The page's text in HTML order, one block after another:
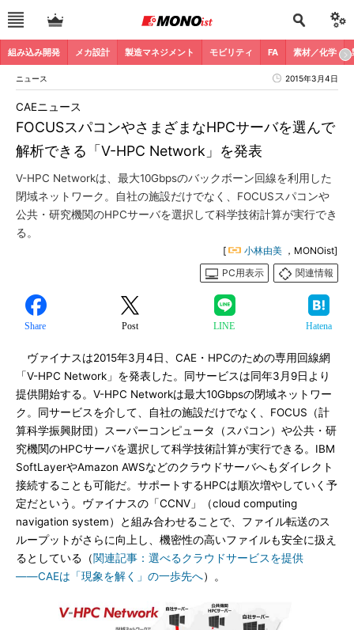
組み込み開発 メカ設計 製造マネジメント モビリティ FA 素材／化学
ニュース 2015年3月4日
FOCUSスパコンやさまざまなHPCサーバを選んで
解析できる「V-HPC Network」を発表
CAEニュース
V-HPC Networkは、最大10Gbpsのバックボーン回線を利用した
閉域ネットワーク。自社の施設だけでなく、FOCUSスパコンや
公共・研究機関のHPCサーバを選択して科学技術計算が実行でき
る。
[ 小林由美 ，MONOist]
PC用表示
関連情報
Share Post LINE Hatena
ヴァイナスは2015年3月4日、CAE・HPCのための専用回線網
「V-HPC Network」を発表した。同サービスは同年3月9日より
提供開始する。V-HPC Networkは最大10Gbpsの閉域ネットワー
ク。同サービスを介して、自社の施設だけでなく、FOCUS（計
算科学振興財団）スーパーコンピュータ（スパコン）や公共・研
究機関のHPCサーバを選択して科学技術計算が実行できる。IBM
SoftLayerやAmazon AWSなどのクラウドサーバへもダイレクト
接続することも可能だ。サポートするHPCは順次増やしていく予
定だという。ヴァイナスの「CCNV」（cloud computing
navigation system）と組み合わせることで、ファイル転送のス
ループットがさらに向上し、機密性の高いファイルも安全に扱え
るとしている（関連記事：選べるクラウドサービスを提供
――CAEは「現象を解く」の一歩先へ）。